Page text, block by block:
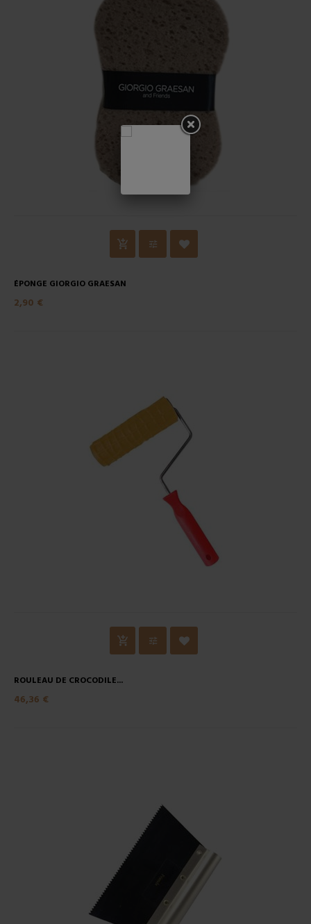
ÉPONGE GIORGIO GRAESAN
2,90 €
ROULEAU DE CROCODILE...
46,36 €